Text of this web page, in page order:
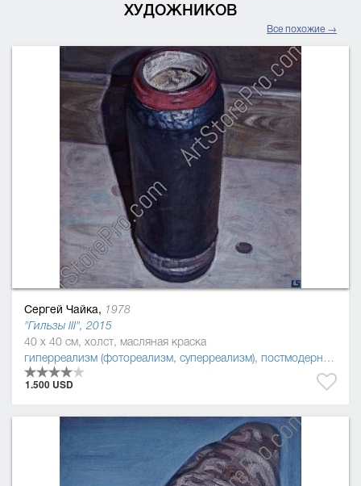
ХУДОЖНИКОВ
Все похожие →
Сергей Чайка, 1978
"Гильзы III", 2015
40 x 40 см, холст, масляная краска
гиперреализм (фотореализм, суперреализм), постмодернизм
1.500 USD